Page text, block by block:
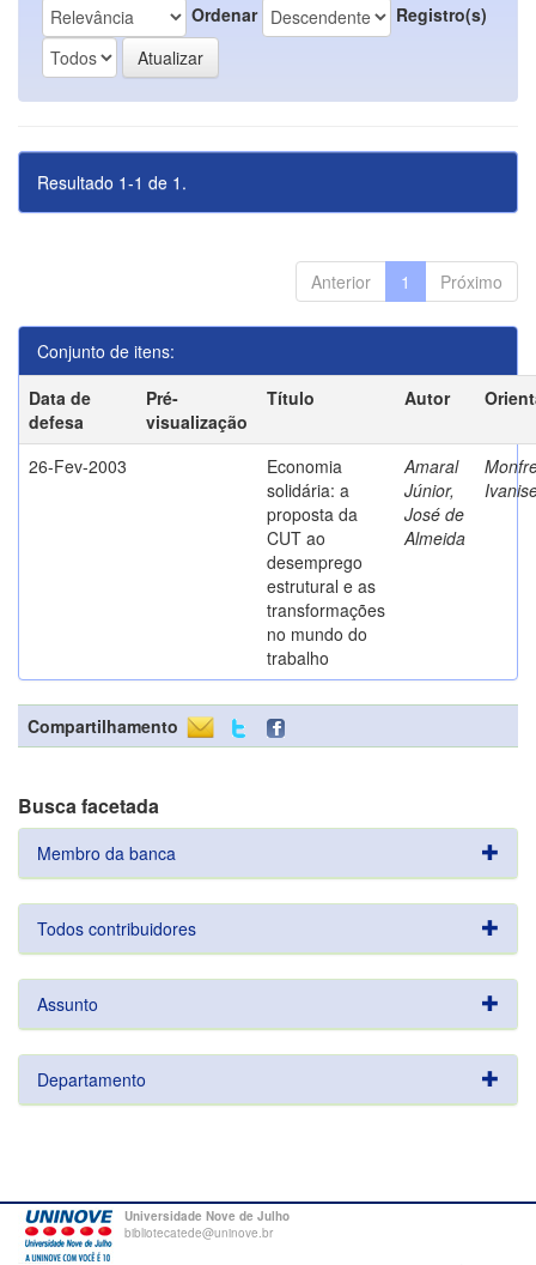
Ordenar Registro(s)
Resultado 1-1 de 1.
Anterior 1 Próximo
Conjunto de itens:
Data de
defesa
Pré-
visualização
Título Autor
26-Fev-2003
Economia
solidária: a
proposta da
CUT ao
desemprego
estrutural e as
transformações
no mundo do
trabalho
Amaral
Júnior,
José de
Almeida
Compartilhamento
Busca facetada
Membro da banca
Todos contribuidores
Assunto
Departamento
Universidade Nove de Julho
bibliotecatede@uninove.br